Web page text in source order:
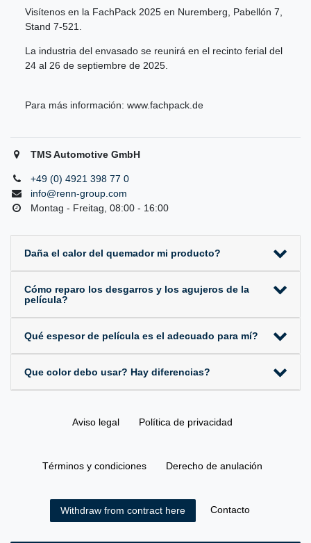
Visítenos en la FachPack 2025 en Nuremberg, Pabellón 7,
Stand 7-521.
La industria del envasado se reunirá en el recinto ferial del
24 al 26 de septiembre de 2025.
Para más información: www.fachpack.de
TMS Automotive GmbH
+49 (0) 4921 398 77 0
info@renn-group.com
Montag - Freitag, 08:00 - 16:00
Daña el calor del quemador mi producto?
Cómo reparo los desgarros y los agujeros de la
película?
Qué espesor de película es el adecuado para mí?
Que color debo usar? Hay diferencias?
Aviso legal Política de privacidad
Términos y condiciones Derecho de anulación
Withdraw from contract here Contacto